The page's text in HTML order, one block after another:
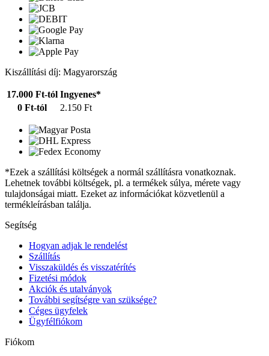
Kiszállítási díj: Magyarország
17.000 Ft-tól Ingyenes*
0 Ft-tól
2.150 Ft
*Ezek a szállítási költségek a normál szállításra vonatkoznak.
Lehetnek további költségek, pl. a termékek súlya, mérete vagy
tulajdonságai miatt. Ezeket az információkat közvetlenül a
termékleírásban találja.
Segítség
Hogyan adjak le rendelést
Szállítás
Visszaküldés és visszatérítés
Fizetési módok
Akciók és utalványok
További segítségre van szüksége?
Céges ügyfelek
Ügyfélfiókom
Fiókom